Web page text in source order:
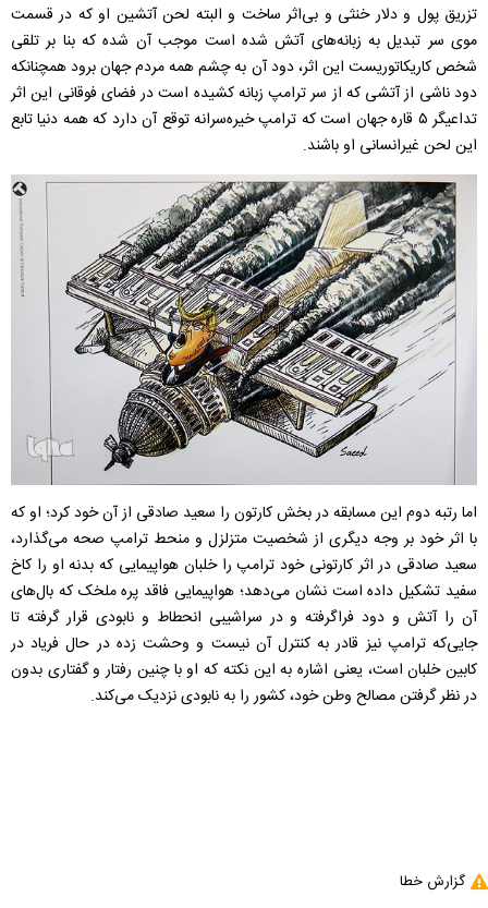
تزریق پول و دلار خنثی و بی‌اثر ساخت و البته لحن آتشین او که در قسمت
موی سر تبدیل به زبانه‌های آتش شده است موجب آن شده که بنا بر تلقی
شخص کاریکاتوریست این اثر، دود آن به چشم همه مردم جهان برود همچنانکه
دود ناشی از آتشی که از سر ترامپ زبانه کشیده است در فضای فوقانی این اثر
تداعیگر ۵ قاره جهان است که ترامپ خیره‌سرانه توقع آن دارد که همه دنیا تابع
این لحن غیرانسانی او باشند.
اما رتبه دوم این مسابقه در بخش کارتون را سعید صادقی از آن خود کرد؛ او که
با اثر خود بر وجه دیگری از شخصیت متزلزل و منحط ترامپ صحه می‌گذارد،
سعید صادقی در اثر کارتونی خود ترامپ را خلبان هواپیمایی که بدنه او را کاخ
سفید تشکیل داده است نشان می‌دهد؛ هواپیمایی فاقد پره ملخک که بال‌های
آن را آتش و دود فراگرفته و در سراشیبی انحطاط و نابودی قرار گرفته تا
جایی‌که ترامپ نیز قادر به کنترل آن نیست و وحشت زده در حال فریاد در
کابین خلبان است، یعنی اشاره به این نکته که او با چنین رفتار و گفتاری بدون
در نظر گرفتن مصالح وطن خود، کشور را به نابودی نزدیک می‌کند.
گزارش خطا